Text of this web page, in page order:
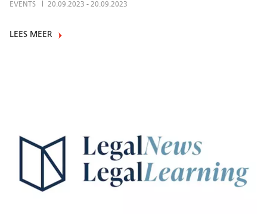
EVENTS 20.09.2023 - 20.09.2023
LEES MEER